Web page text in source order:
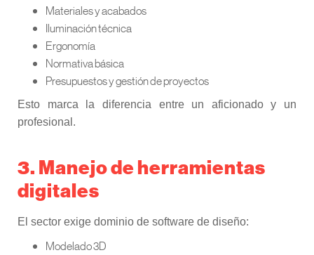
Materiales y acabados
Iluminación técnica
Ergonomía
Normativa básica
Presupuestos y gestión de proyectos
Esto marca la diferencia entre un aficionado y un
profesional.
3. Manejo de herramientas
digitales
El sector exige dominio de software de diseño:
Modelado 3D